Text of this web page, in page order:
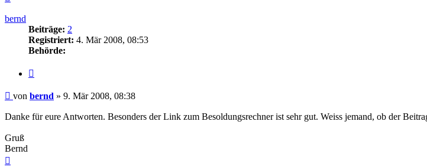
bernd
Beiträge: 2
Registriert: 4. Mär 2008, 08:53
Behörde:
Beitrag
von bernd » 9. Mär 2008, 08:38
Danke für eure Antworten. Besonders der Link zum Besoldungsrechner ist sehr gut. Weiss jemand, ob der
Gruß
Bernd